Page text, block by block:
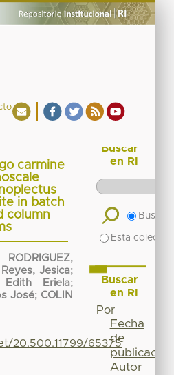
carmine
in batch
column
Reyes, Jesica;
Edith Eriela;
José; COLIN
20.500.11799/65375
Buscar
en RI
Buscar
Esta
Buscar
en RI
Por
Fecha
de
publicación
Autor